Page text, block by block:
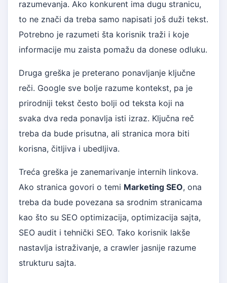
razumevanja. Ako konkurent ima dugu stranicu,
to ne znači da treba samo napisati još duži tekst.
Potrebno je razumeti šta korisnik traži i koje
informacije mu zaista pomažu da donese odluku.
Druga greška je preterano ponavljanje ključne
reči. Google sve bolje razume kontekst, pa je
prirodniji tekst često bolji od teksta koji na
svaka dva reda ponavlja isti izraz. Ključna reč
treba da bude prisutna, ali stranica mora biti
korisna, čitljiva i ubedljiva.
Treća greška je zanemarivanje internih linkova.
Ako stranica govori o temi Marketing SEO, ona
treba da bude povezana sa srodnim stranicama
kao što su SEO optimizacija, optimizacija sajta,
SEO audit i tehnički SEO. Tako korisnik lakše
nastavlja istraživanje, a crawler jasnije razume
strukturu sajta.